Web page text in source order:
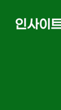
인사이